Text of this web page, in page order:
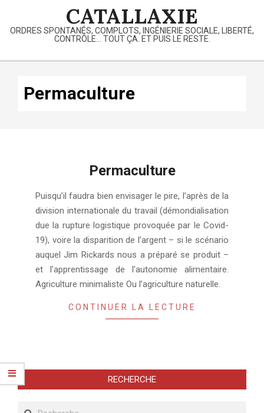
content
CATALLAXIE
ORDRES SPONTANÉS, COMPLOTS, INGÉNIERIE SOCIALE, LIBERTÉ,
CONTRÔLE… TOUT ÇA. ET PUIS LE RESTE.
Primary
Permaculture
Permaculture
04-
04
Puisqu’il faudra bien envisager le pire, l’après de la
division internationale du travail (démondialisation
due la rupture logistique provoquée par le Covid-
19), voire la disparition de l’argent – si le scénario
auquel Jim Rickards nous a préparé se produit –
et l’apprentissage de l’autonomie alimentaire.
Agriculture minimaliste Ou l’agriculture naturelle.
CONTINUER LA LECTURE
RECHERCHE
Recherche